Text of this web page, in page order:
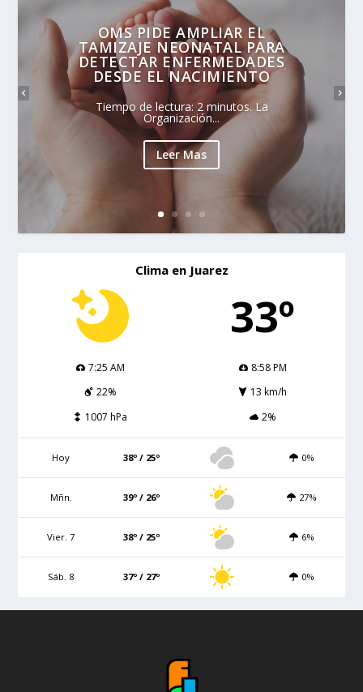
OMS PIDE AMPLIAR EL
TAMIZAJE NEONATAL PARA
DETECTAR ENFERMEDADES
DESDE EL NACIMIENTO
Tiempo de lectura: 2 minutos. La
Organización...
Leer Mas
Clima en Juarez
33º
7:25 AM
8:58 PM
22%
13 km/h
1007 hPa
2%
Hoy 38º / 25º 0%
Mñn. 39º / 26º 27%
Vier. 7 38º / 25º 6%
Sáb. 8 37º / 27º 0%